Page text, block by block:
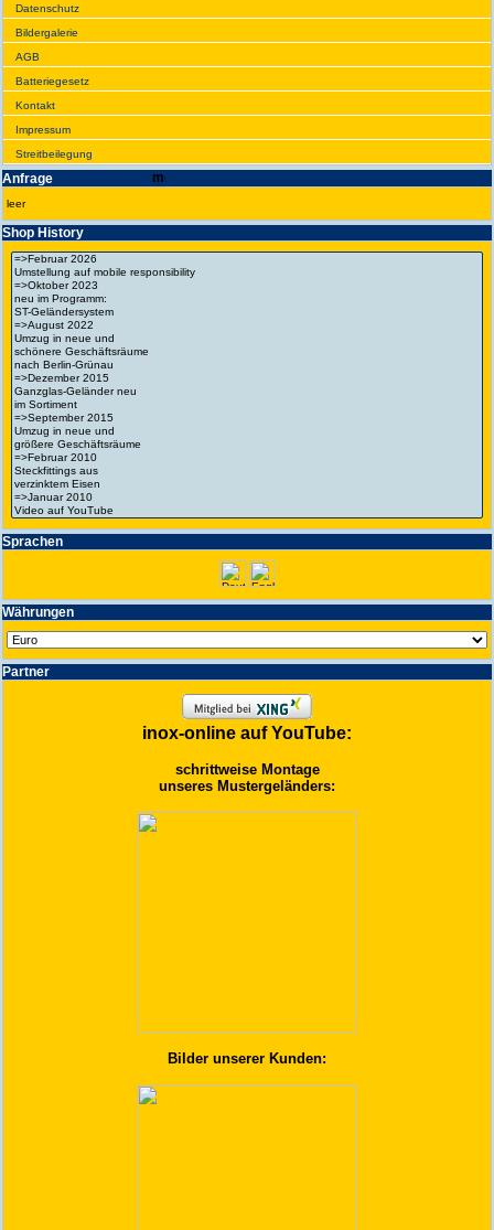
Daten­schutz
Bilder­galerie
AGB
Batte­rie­gesetz
Kontakt
Impres­sum
Streit­bei­legung
Anfrage
leer
Shop History
Spra­chen
Wäh­run­gen
Partner
inox-online auf YouTube:
schrittweise Montage
unseres Mustergeländers:
Bilder unserer Kunden: